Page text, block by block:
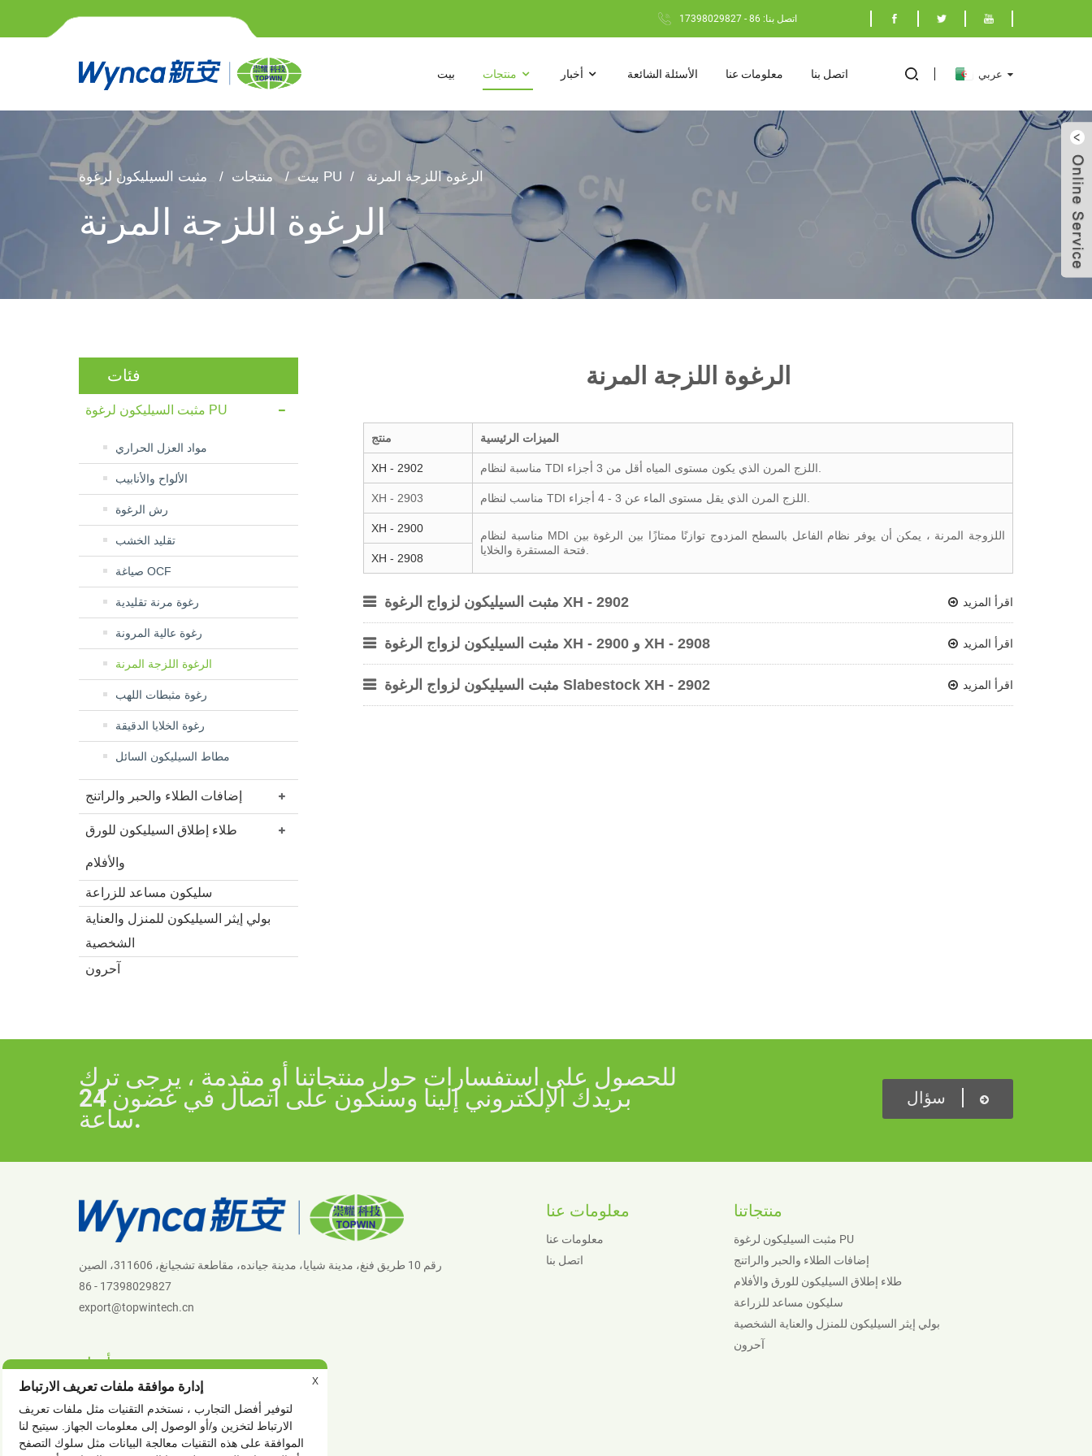
اتصل بنا: 86 - 17398029827
بيت منتجات أخبار الأسئلة الشائعة معلومات عنا اتصل بنا عربي
بيت منتجات مثبت السيليكون لرغوة PU الرغوة اللزجة المرنة
الرغوة اللزجة المرنة
فئات
مثبت السيليكون لرغوة PU
مواد العزل الحراري
الألواح والأنابيب
رش الرغوة
تقليد الخشب
صياغة OCF
رغوة مرنة تقليدية
رغوة عالية المرونة
الرغوة اللزجة المرنة
رغوة مثبطات اللهب
رغوة الخلايا الدقيقة
مطاط السيليكون السائل
إضافات الطلاء والحبر والراتنج
طلاء إطلاق السيليكون للورق
والأفلام
سليكون مساعد للزراعة
بولي إيثر السيليكون للمنزل والعناية
الشخصية
آحرون
الرغوة اللزجة المرنة
منتج الميزات الرئيسية
XH - 2902 مناسبة لنظام TDI اللزج المرن الذي يكون مستوى المياه أقل من 3 أجزاء.
XH - 2903 مناسب لنظام TDI اللزج المرن الذي يقل مستوى الماء عن 3 - 4 أجزاء.
XH - 2900
مناسبة لنظام MDI اللزوجة المرنة ، يمكن أن يوفر نظام الفاعل بالسطح المزدوج توازنًا ممتازًا بين الرغوة بين
فتحة المستقرة والخلايا.
XH - 2908
مثبت السيليكون لزواج الرغوة XH - 2902 اقرأ المزيد
مثبت السيليكون لزواج الرغوة XH - 2900 و XH - 2908 اقرأ المزيد
مثبت السيليكون لزواج الرغوة Slabestock XH - 2902 اقرأ المزيد
للحصول على استفسارات حول منتجاتنا أو مقدمة ، يرجى ترك
بريدك الإلكتروني إلينا وسنكون على اتصال في غضون 24
ساعة.
سؤال
رقم 10 طريق فنغ، مدينة شيايا، مدينة جيانده، مقاطعة تشجيانغ، 311606، الصين
86 - 17398029827
export@topwintech.cn
معلومات عنا
معلومات عنا
اتصل بنا
منتجاتنا
مثبت السيليكون لرغوة PU
إضافات الطلاء والحبر والراتنج
طلاء إطلاق السيليكون للورق والأفلام
سليكون مساعد للزراعة
بولي إيثر السيليكون للمنزل والعناية الشخصية
آحرون
أخبار
أخبار الشركة
أخبار الصناعة
إدارة موافقة ملفات تعريف الارتباط
لتوفير أفضل التجارب ، نستخدم التقنيات مثل ملفات تعريف
الارتباط لتخزين و/أو الوصول إلى معلومات الجهاز. سيتيح لنا
الموافقة على هذه التقنيات معالجة البيانات مثل سلوك التصفح
X